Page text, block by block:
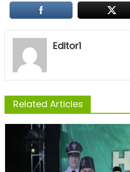
Editor1
Related Articles